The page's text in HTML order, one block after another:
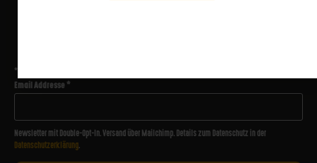
*
Email Addresse*
Newsletter mit Double-Opt-In. Versand über Mailchimp. Details zum Datenschutz in der
Datenschutzerklärung.